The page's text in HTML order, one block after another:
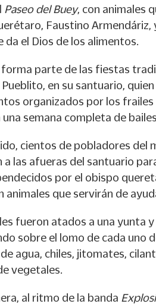
Paseo del Buey, con animales
Faustino Armendáriz,
da el Dios de los alimentos.
parte de las fiestas
Pueblito, en su santuario,
organizados por los frailes
semana completa de
cientos de pobladores del
a las afueras del santuario
por el obispo
animales que servirán de
fueron atados a una yunta
sobre el lomo de cada uno
agua, chiles, jitomates,
vegetales.
al ritmo de la banda